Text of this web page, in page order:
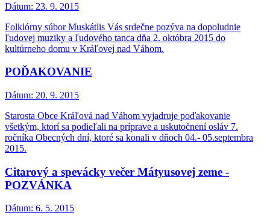
Dátum: 23. 9. 2015
Folklórny súbor Muskátlis Vás srdečne pozýva na dopoludnie
ľudovej muziky a ľudového tanca dňa 2. októbra 2015 do
kultúrneho domu v Kráľovej nad Váhom.
POĎAKOVANIE
Dátum: 20. 9. 2015
Starosta Obce Kráľová nad Váhom vyjadruje poďakovanie
všetkým, ktorí sa podieľali na príprave a uskutočnení osláv 7.
ročníka Obecných dní, ktoré sa konali v dňoch 04.- 05.septembra
2015.
Citarový a spevácky večer Mátyusovej zeme -
POZVÁNKA
Dátum: 6. 5. 2015